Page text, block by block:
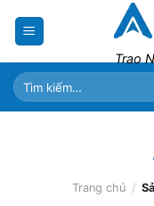
Trao
Tìm
kiếm:
Trang chủ /